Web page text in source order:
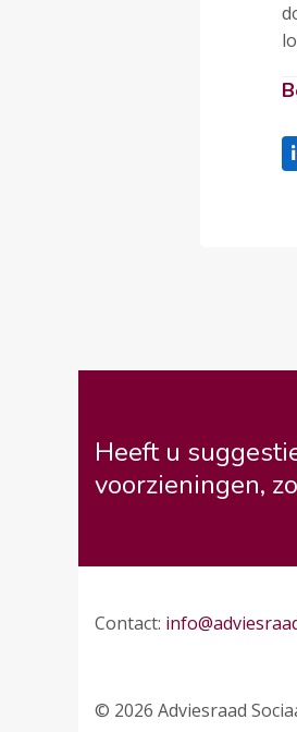
Heeft u
voorzieningen,
Contact:
© 2026 Adviesraad